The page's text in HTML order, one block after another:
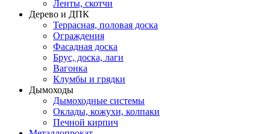
Ленты, скотчи
Дерево и ДПК
Террасная, половая доска
Ограждения
Фасадная доска
Брус, доска, лаги
Вагонка
Клумбы и грядки
Дымоходы
Дымоходные системы
Оклады, кожухи, колпаки
Печной кирпич